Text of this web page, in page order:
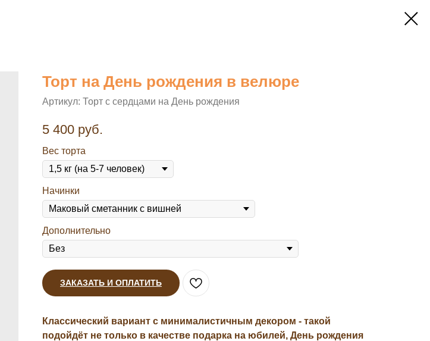
Торт на День рождения в велюре
Артикул: Торт с сердцами на День рождения
5 400 руб.
Вес торта
Начинки
Дополнительно
ЗАКАЗАТЬ И ОПЛАТИТЬ
Классический вариант с минималистичным декором - такой
подойдёт не только в качестве подарка на юбилей, День рождения